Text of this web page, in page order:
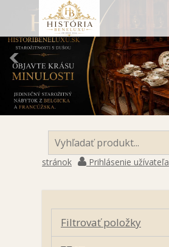
stránok
Prihlásenie užívateľa
Filtrovať položky